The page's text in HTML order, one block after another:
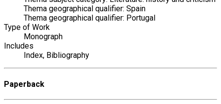
Thema geographical qualifier: Spain
Thema geographical qualifier: Portugal
Type of Work
Monograph
Includes
Index, Bibliography
Paperback